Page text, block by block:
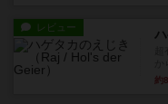
レビュー
約